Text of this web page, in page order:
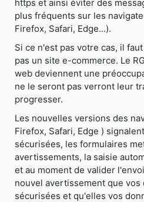
https et ainsi éviter des
plus fréquents sur les
Firefox, Safari, Edge...).
Si ce n'est pas votre cas, il
pas un site e-commerce. Le
web deviennent une
ne le seront pas verront leur
progresser.
Les nouvelles versions des
Firefox, Safari, Edge )
sécurisées, les formulaires
avertissements, la saisie
et au moment de valider
nouvel avertissement que vos
sécurisées et qu'elles vos